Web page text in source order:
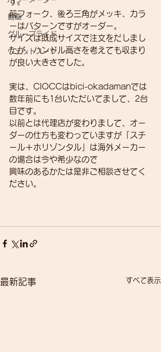
動画
グループライド
ウェットスーツ
前フォーク、後ろ三角がメッキ、カラ
ーはパターンですがオーダー。
サイズは既成サイズで注文をだしまし
たが、ハンドル高さを考えても収まり
が良い大きさでした。
実は、CIOCCはbici-okadamanでは
数年前にも1台いただいてまして、2台
目です。
以前とは代理店が変わりまして、オー
ダーの仕方も変わっていますが「スチ
ール＋ホリゾンタル」は海外メーカー
の場合は今や希少なので
興味のあるかたは是非ご相談させてく
ださい。
最新記事 すべて表示